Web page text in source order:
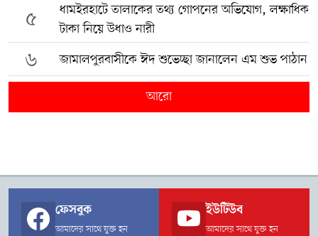
৫
ধামইরহাটে তালাকের তথ্য গোপনের অভিযোগ, লক্ষাধিক
টাকা নিয়ে উধাও নারী
৬ জামালপুরবাসীকে ঈদ শুভেচ্ছা জানালেন এম শুভ পাঠান
আরো
ফেসবুক
আমাদের সাথে যুক্ত হন
ইউটিউব
আমাদের সাথে যুক্ত হন